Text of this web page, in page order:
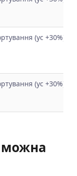
(ус +30%)
(ус +30%) з
можна